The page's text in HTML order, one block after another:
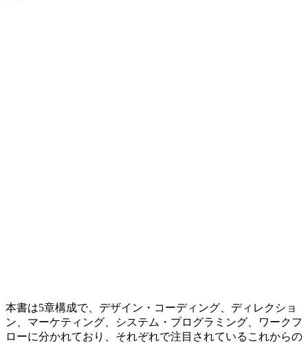
本書は5章構成で、デザイン・コーディング、ディレクショ
ン、マーケティング、システム・プログラミング、ワークフ
ローに分かれており、それぞれで注目されているこれからの